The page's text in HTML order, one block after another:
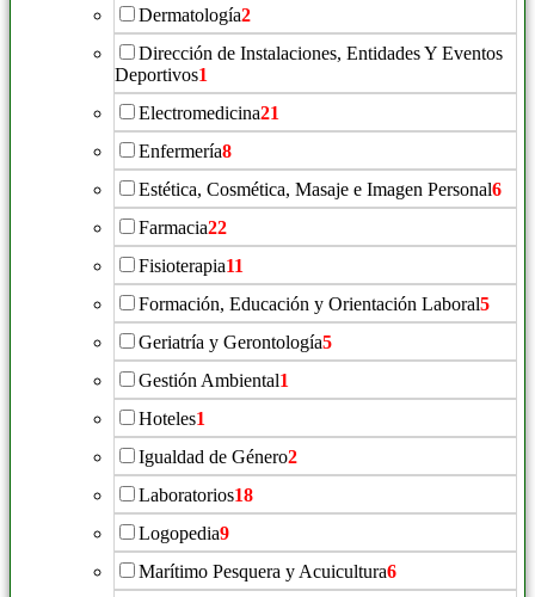
Dermatología2
Dirección de Instalaciones, Entidades Y Eventos
Deportivos1
Electromedicina21
Enfermería8
Estética, Cosmética, Masaje e Imagen Personal6
Farmacia22
Fisioterapia11
Formación, Educación y Orientación Laboral5
Geriatría y Gerontología5
Gestión Ambiental1
Hoteles1
Igualdad de Género2
Laboratorios18
Logopedia9
Marítimo Pesquera y Acuicultura6